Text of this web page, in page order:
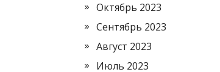
Октябрь 2023
Сентябрь 2023
Август 2023
Июль 2023